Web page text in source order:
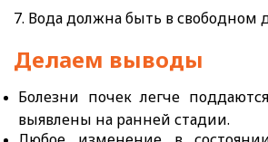
7. Вода должна быть в свободном
Делаем выводы
Болезни почек легче
выявлены на ранней стадии.